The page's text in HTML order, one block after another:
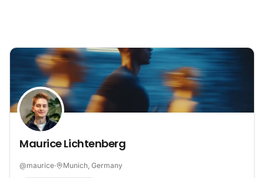
Maurice Lichtenberg
@maurice· Munich, Germany